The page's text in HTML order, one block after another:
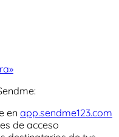
en app.sendme123.com
de acceso